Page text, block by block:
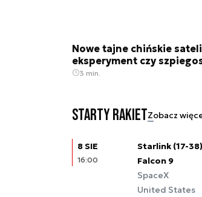
Nowe tajne chińskie
eksperyment czy
3 min.
Starty rakietZobacz
8 SIE
16:00
Starlink (17-38)
Falcon 9
SpaceX
United States